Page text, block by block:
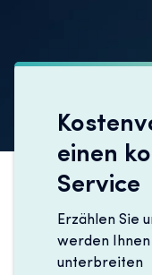
einen
Service
Erzählen Sie
werden
unterbreiten